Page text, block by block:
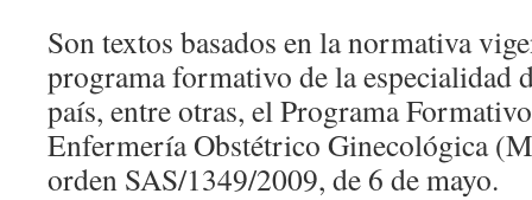
Son textos basados en la normativa
programa formativo de la especialidad
país, entre otras, el Programa
Enfermería Obstétrico Ginecológica
orden SAS/1349/2009, de 6 de mayo.